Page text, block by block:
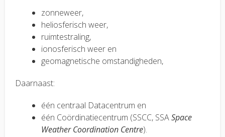
zonneweer,
heliosferisch weer,
ruimtestraling,
ionosferisch weer en
geomagnetische omstandigheden,
Daarnaast:
één centraal Datacentrum en
één Coördinatiecentrum (SSCC, SSASpace
Weather Coordination Centre).